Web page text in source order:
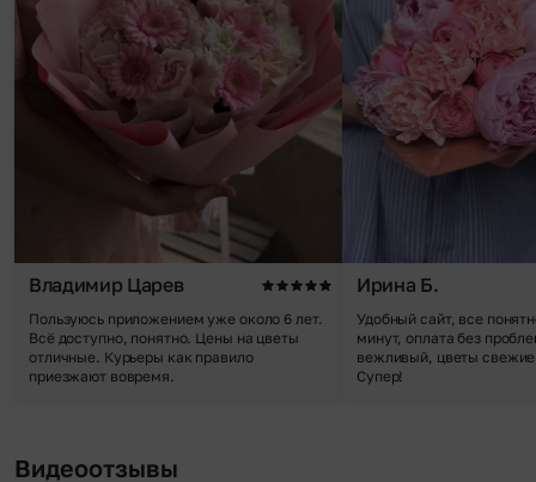
Владимир Царев
Пользуюсь приложением уже около 6 лет.
Всё доступно, понятно. Цены на цветы
отличные. Курьеры как правило
приезжают вовремя.
Ирина Б.
Удобный сайт, все
минут, оплата без
вежливый, цветы
Супер!
Видеоотзывы